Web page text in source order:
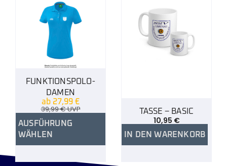
FUNKTIONSPOLO-
DAMEN
ab 27,99 €
39,99€UVP
AUSFÜHRUNG
WÄHLEN
TASSE – BASIC
10,95 €
IN DEN WARENKORB